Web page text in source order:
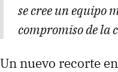
se cree un equipo
compromiso de la
Un nuevo recorte